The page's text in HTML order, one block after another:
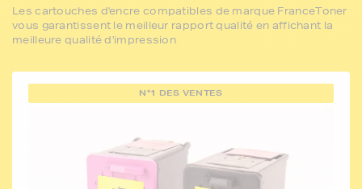
Les cartouches d'encre compatibles de marque FranceToner
vous garantissent le meilleur rapport qualité en affichant la
meilleure qualité d'impression
N°1 DES VENTES